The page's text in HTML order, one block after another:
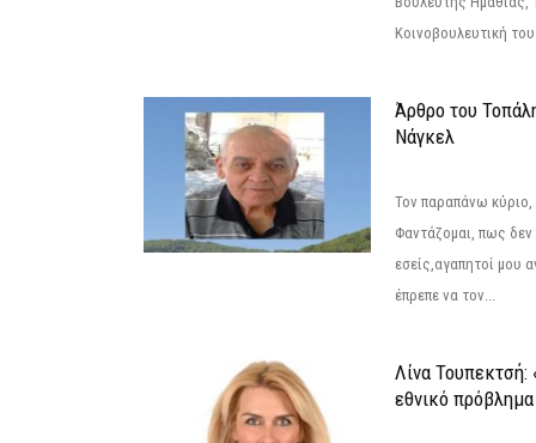
Κοινοβουλευτική
Άρθρο του
Νάγκελ
Τον παραπάνω
Φαντάζομαι, πως δεν
εσείς,αγαπητοί μου
έπρεπε να τον...
Λίνα Τουπεκτσή:
εθνικό πρόβλημα